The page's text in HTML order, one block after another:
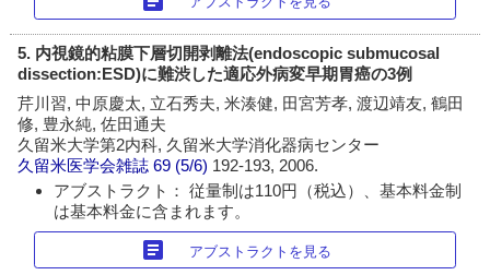
5. 内視鏡的粘膜下層切開剥離法(endoscopic submucosal
dissection:ESD)に難渋した適応外病変早期胃癌の3例
芹川習, 中原慶太, 立石秀夫, 米湊健, 田宮芳孝, 渡辺靖友, 鶴田
修, 豊永純, 佐田通夫
久留米大学第2内科, 久留米大学消化器病センター
久留米医学会雑誌 69 (5/6) 192-193, 2006.
アブストラクト： 従量制は110円（税込）、基本料金制
は基本料金に含まれます。
article アブストラクトを見る